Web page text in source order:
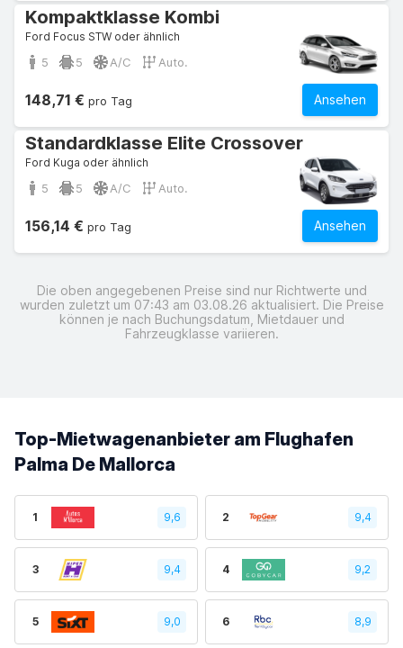
Kompaktklasse Kombi
Ford Focus STW oder ähnlich
5 5 A/C Auto.
Ansehen
148,71 € pro Tag
Standardklasse Elite Crossover
Ford Kuga oder ähnlich
5 5 A/C Auto.
Ansehen
156,14 € pro Tag
Die oben angegebenen Preise sind nur Richtwerte und
wurden zuletzt um 07:43 am 03.08.26 aktualisiert. Die Preise
können je nach Buchungsdatum, Mietdauer und
Fahrzeugklasse variieren.
Top-Mietwagenanbieter am Flughafen
Palma De Mallorca
1 9,6 2 9,4
3 9,4 4 9,2
5 9,0 6 8,9